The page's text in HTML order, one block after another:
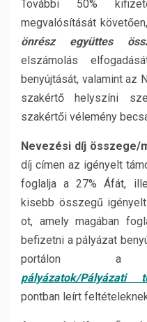
További 50%
megvalósítását követően,
önrész együttes
elszámolás
benyújtását, valamint az
szakértő helyszíni
szakértői vélemény
Nevezési díj összege/
díj címen az igényelt
foglalja a 27% Áfát,
kisebb összegű
ot, amely magában
befizetni a pályázat
portálon
pályázatok/Pályázati
pontban leírt